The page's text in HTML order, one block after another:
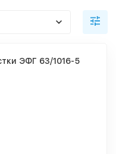
ЭФГ 63/1016-5